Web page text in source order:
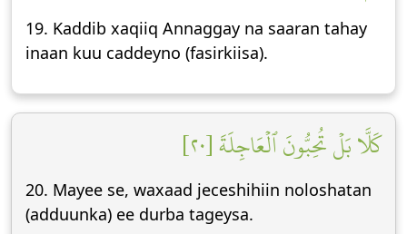
19. Kaddib xaqiiq Annaggay na saaran tahay
inaan kuu caddeyno (fasirkiisa).
كَلَّا بَلۡ تُحِبُّونَ ٱلۡعَاجِلَةَ [٢٠]
20. Mayee se, waxaad jeceshihiin noloshatan
(adduunka) ee durba tageysa.